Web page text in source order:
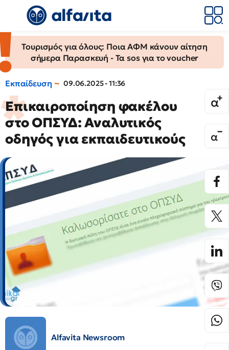
Τουρισμός για όλους: Ποια ΑΦΜ κάνουν αίτηση
σήμερα Παρασκευή - Τα sos για το voucher
Εκπαίδευση 09.06.2025 - 11:36
Επικαιροποίηση φακέλου
στο ΟΠΣΥΔ: Αναλυτικός
oδηγός για εκπαιδευτικούς
Alfavita Newsroom